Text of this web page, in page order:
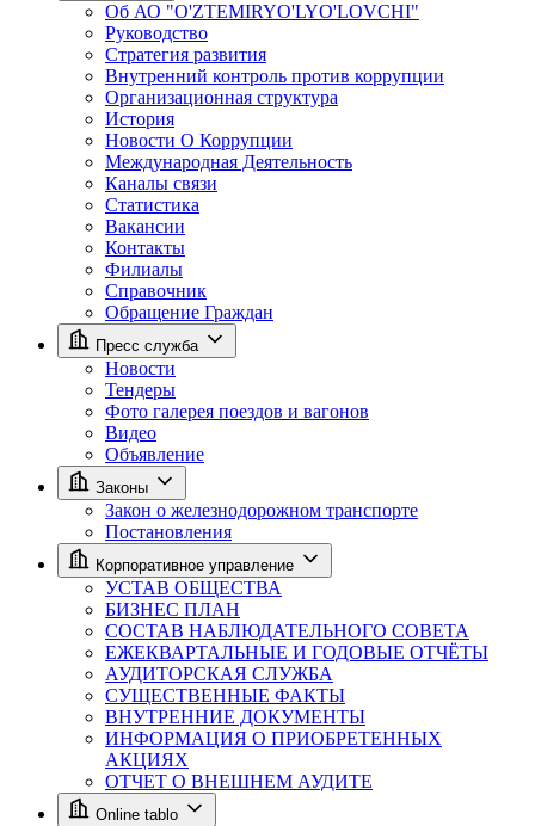
Об АО "O'ZTEMIRYO'LYO'LOVCHI"
Руководство
Стратегия развития
Внутренний контроль против коррупции
Организационная структура
История
Новости О Коррупции
Международная Деятельность
Каналы связи
Статистика
Вакансии
Контакты
Филиалы
Справочник
Обращение Граждан
Пресс служба
Новости
Тендеры
Фото галерея поездов и вагонов
Видео
Объявление
Законы
Закон о железнодорожном транспорте
Постановления
Корпоративное управление
УСТАВ ОБЩЕСТВА
БИЗНЕС ПЛАН
СОСТАВ НАБЛЮДАТЕЛЬНОГО СОВЕТА
ЕЖЕКВАРТАЛЬНЫЕ И ГОДОВЫЕ ОТЧЁТЫ
АУДИТОРСКАЯ СЛУЖБА
СУЩЕСТВЕННЫЕ ФАКТЫ
ВНУТРЕННИЕ ДОКУМЕНТЫ
ИНФОРМАЦИЯ О ПРИОБРЕТЕННЫХ
АКЦИЯХ
ОТЧЕТ О ВНЕШНЕМ АУДИТЕ
Online tablo